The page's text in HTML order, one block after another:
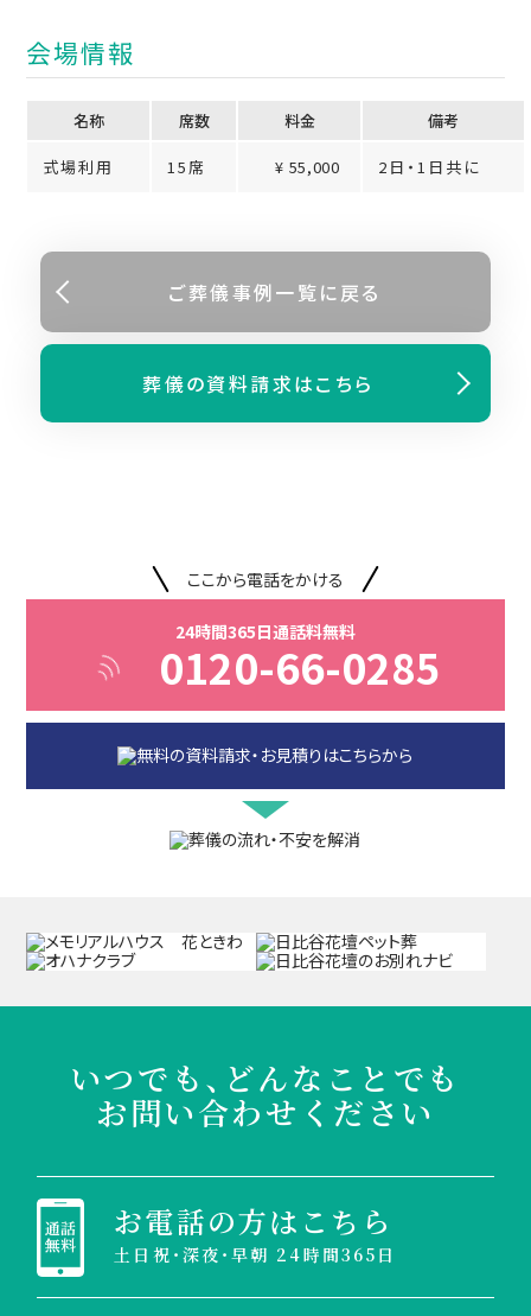
会場情報
名称 席数 料⾦ 備考
式場利用 15席 ¥ 55,000 2日・1日共に
ご葬儀事例⼀覧に戻る
葬儀の資料請求はこちら
ここから電話をかける
24時間365日通話料無料
0120-66-0285
いつでも、どんなことでも
お問い合わせください
お電話の方はこちら
土日祝・深夜・早朝 24時間365日